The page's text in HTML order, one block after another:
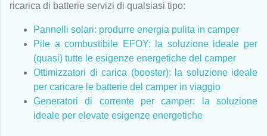
ricarica di batterie servizi di qualsiasi tipo:
Pannelli solari: produrre energia pulita in camper
Pile a combustibile EFOY: la soluzione ideale per
(quasi) tutte le esigenze energetiche del camper
Ottimizzatori di carica (booster): la soluzione ideale
per caricare le batterie del camper in viaggio
Generatori di corrente per camper: la soluzione
ideale per elevate esigenze energetiche